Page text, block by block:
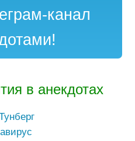
канал
в анекдотах